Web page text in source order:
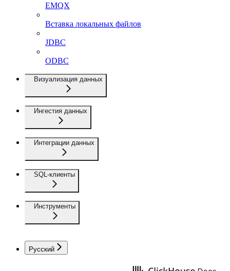
EMQX
Вставка локальных файлов
JDBC
ODBC
Визуализация данных
Ингестия данных
Интеграции данных
SQL-клиенты
Инструменты
Русский